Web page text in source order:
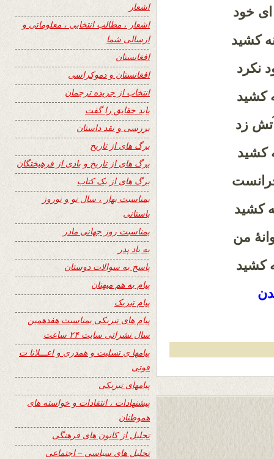
ای خود
کشید
نکرد
کشید
زد
کشید
کشید
من
کشید
اشعار
اشعار ، مطالب انتخابی ، معلوماتی و
ارسالی شما
افغانستان
افغانستان و دموکراسی
انتخاب از جریده ترجمان
باید حقایق را گفت
بررسی و نقد داستان
برگ های از تاریخ
برگ های از تاریخ و یادی از فرهیختگان
برگ های از یک کتاب
بمناسبت بهار ، سال نو و نوروز
باستانی
بمناسبت روز جهانی مادر
به یاد پدر
پاسخ به سوالات دوستان
پیام به هم میهنان
پیام تبریک
پیام های تبریکی بمناسبت هفدهمین
سال نشراتی سایت ۲۴ ساعت
پیامها ی تسلیت و همدری و اعـــلانا ت
فوتی
پیامهای تبریکی
پیشنهادات ، انتقادات و خواسته های
هموطنان
تجلیل از کانون های فرهنگی
تحلیل های سیاسی – اجتماعی